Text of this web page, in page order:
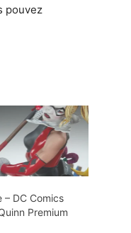
pouvez
– DC Comics
Premium